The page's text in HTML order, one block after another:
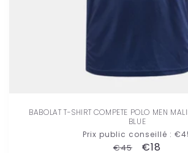
BABOLAT T-SHIRT COMPETE POLO MEN
BLUE
Prix public conseillé :
Prix
€45
Prix
€18